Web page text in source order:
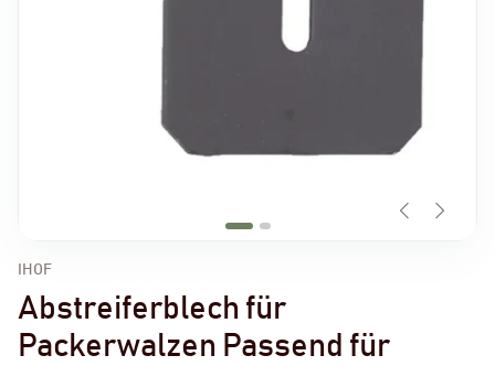
IHOF
Abstreiferblech für
Packerwalzen Passend für